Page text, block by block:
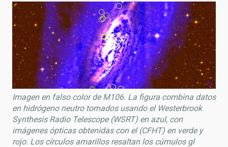
Imagen en falso color de M106. La figura combina datos
en hidrógeno neutro tomados usando el Westerbrook
Synthesis Radio Telescope (WSRT) en azul, con
imágenes ópticas obtenidas con el (CFHT) en verde y
rojo. Los círculos amarillos resaltan los cúmulos gl